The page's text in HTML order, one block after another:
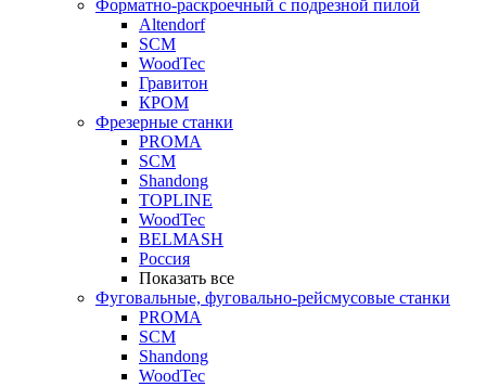
Форматно-раскроечный с подрезной пилой
Altendorf
SCM
WoodTec
Гравитон
КРОМ
Фрезерные станки
PROMA
SCM
Shandong
TOPLINE
WoodTec
BELMASH
Россия
Показать все
Фуговальные, фуговально-рейсмусовые станки
PROMA
SCM
Shandong
WoodTec